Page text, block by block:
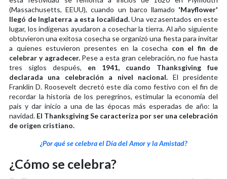
(Massachusetts, EEUU), cuando un barco llamado 'Mayflower'
llegó de Inglaterra a esta localidad.Una vez asentados en este
lugar, los indígenas ayudaron a cosechar la tierra. Al año siguiente
obtuvieron una exitosa cosecha se organizó una fiesta para invitar
a quienes estuvieron presentes en la cosecha con el fin de
celebrar y agradecer.Pese a esta gran celebración, no fue hasta
tres siglos después, en 1941, cuando Thanksgiving fue
declarada una celebración a nivel nacional. El presidente
Franklin D. Roosevelt decretó este día como festivo con el fin de
recordar la historia de los peregrinos, estimular la economía del
país y dar inicio a una de las épocas más esperadas de año: la
navidad. El Thanksgiving Se caracteriza por ser una celebración
de origen cristiano.
¿Por qué se celebra el Día del Amor y la Amistad?
¿Cómo se celebra?